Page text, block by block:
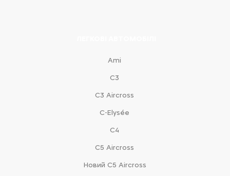
Ami
С3
С3 Aircross
C-Elysée
С4
С5 Aircross
Новий С5 Aircross